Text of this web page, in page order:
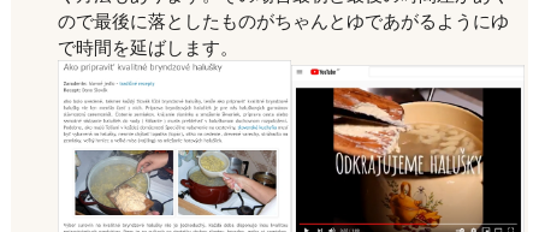
ので最後に落としたものがちゃんとゆであがるようにゆ
で時間を延ばします。